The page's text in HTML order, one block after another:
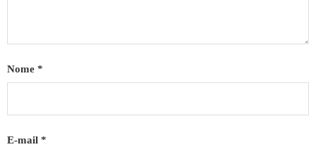
Nome *
E-mail *